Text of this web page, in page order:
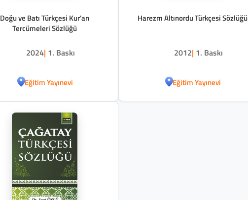
Doğu ve Batı Türkçesi Kur'an
Tercümeleri Sözlüğü
2024| 1. Baskı
Eğitim Yayınevi
Harezm Altınordu Türkçesi Sözlüğü
2012| 1. Baskı
Eğitim Yayınevi